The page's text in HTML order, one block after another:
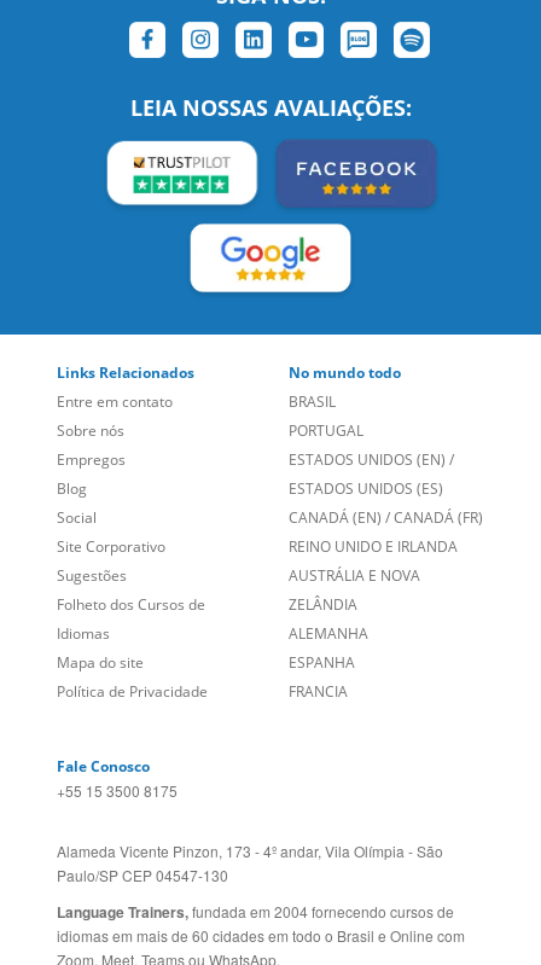
LEIA NOSSAS AVALIAÇÕES:
Links Relacionados
Entre em contato
Sobre nós
Empregos
Blog
Social
Site Corporativo
Sugestões
Folheto dos Cursos de
Política de Privacidade
No mundo todo
BRASIL
PORTUGAL
ESTADOS UNIDOS (EN)/
ESTADOS UNIDOS (ES)
CANADÁ (EN)
REINO UNIDO E IRLANDA
AUSTRÁLIA E NOVA
ZELÂNDIA
Fale Conosco
+55 15 3500 8175
Alameda Vicente Pinzon, 173 - 4º andar, Vila Olímpia - São